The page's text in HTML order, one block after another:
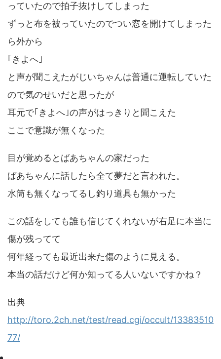
っていたので拍子抜けしてしまった
ずっと布を被っていたのでつい窓を開けてしまった
ら外から
｢きよへ｣
と声が聞こえたがじいちゃんは普通に運転していた
ので気のせいだと思ったが
耳元で｢きよへ｣の声がはっきりと聞こえた
ここで意識が無くなった
目が覚めるとばあちゃんの家だった
ばあちゃんに話したら全て夢だと言われた。
水筒も無くなってるし釣り道具も無かった
この話をしても誰も信じてくれないが右足に本当に
傷が残ってて
何年経っても最近出来た傷のように見える。
本当の話だけど何か知ってる人いないですかね？
出典
http://toro.2ch.net/test/read.cgi/occult/13383510
77/